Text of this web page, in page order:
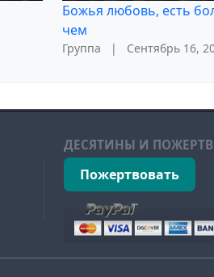
Божья любовь, есть
чем
Группа | Сентябрь 16,
ДЕСЯТИНЫ И
Пожертвовать